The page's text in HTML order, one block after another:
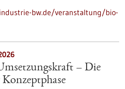
bw.de/veranstaltung/bio-
– Die